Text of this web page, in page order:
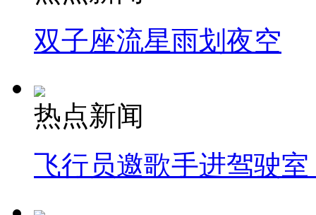
双子座流星雨划夜空
热点新闻
飞行员邀歌手进驾驶